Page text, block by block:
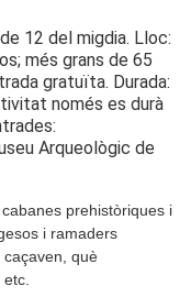
12 del migdia. Lloc:
més grans de 65
gratuïta. Durada:
només es durà
Arqueològic de
prehistòriques i
i ramaders
què